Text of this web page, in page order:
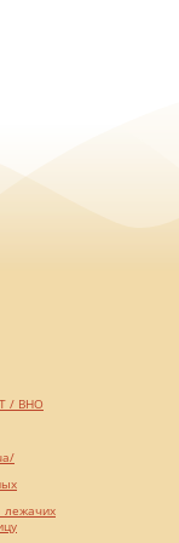
/ ВНО